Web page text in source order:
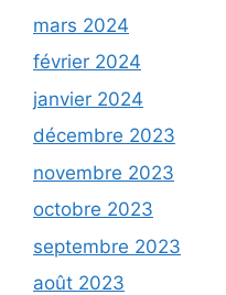
mars 2024
février 2024
janvier 2024
décembre 2023
novembre 2023
octobre 2023
septembre 2023
août 2023